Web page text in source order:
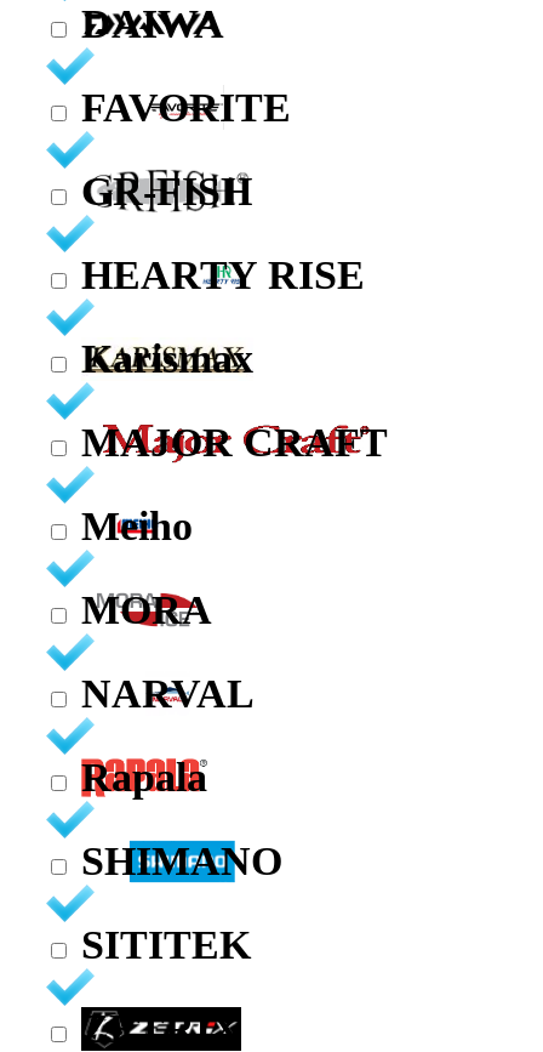
DAIWA
FAVORITE
GR-FISH
HEARTY RISE
Karismax
MAJOR CRAFT
Meiho
MORA
NARVAL
Rapala
SHIMANO
SITITEK
ZETRIX